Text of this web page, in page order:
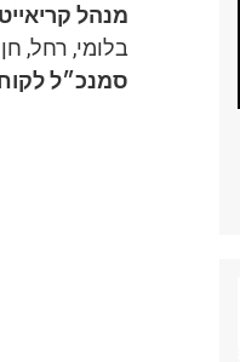
מנהל
בלומי, רחל, חן
סמנכ״ל